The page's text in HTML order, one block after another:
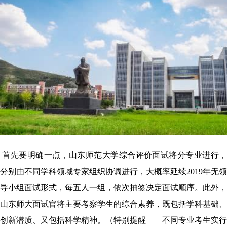
首先要明确一点，山东师范大学综合评价面试将分专业进行，
分别由不同学科领域专家组织协调进行，大概率延续2019年无领
导小组面试形式，每五人一组，依次抽签决定面试顺序。此外，
山东师大面试官将主要考察学生的综合素养，既包括学科基础、
创新潜质、又包括科学精神。（特别提醒——不同专业考生实行